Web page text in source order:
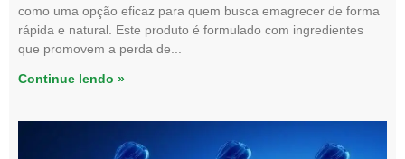
como uma opção eficaz para quem busca emagrecer de forma
rápida e natural. Este produto é formulado com ingredientes
que promovem a perda de
Continue lendo »